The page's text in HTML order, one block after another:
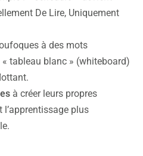
De Lire, Uniquement
à des mots
tableau blanc » (whiteboard)
à créer leurs propres
l’apprentissage plus